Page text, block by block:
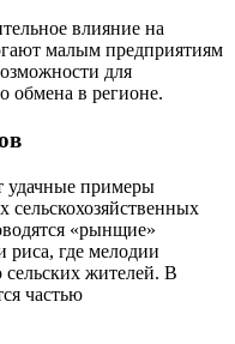
влияние на
малым предприятиям
для
обмена в регионе.
удачные примеры
«рынщие»
риса, где мелодии
жителей. В
частью